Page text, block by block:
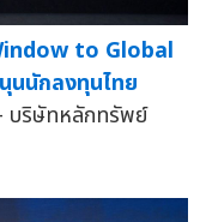
to Global
นนักลงทุนไทย
ริษัทหลักทรัพย์